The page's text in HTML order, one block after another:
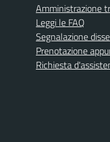
Amministrazione
Leggi le FAQ
Segnalazione
Prenotazione
Richiesta